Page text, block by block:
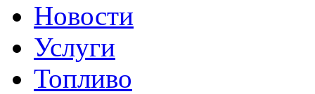
Новости
Услуги
Топливо